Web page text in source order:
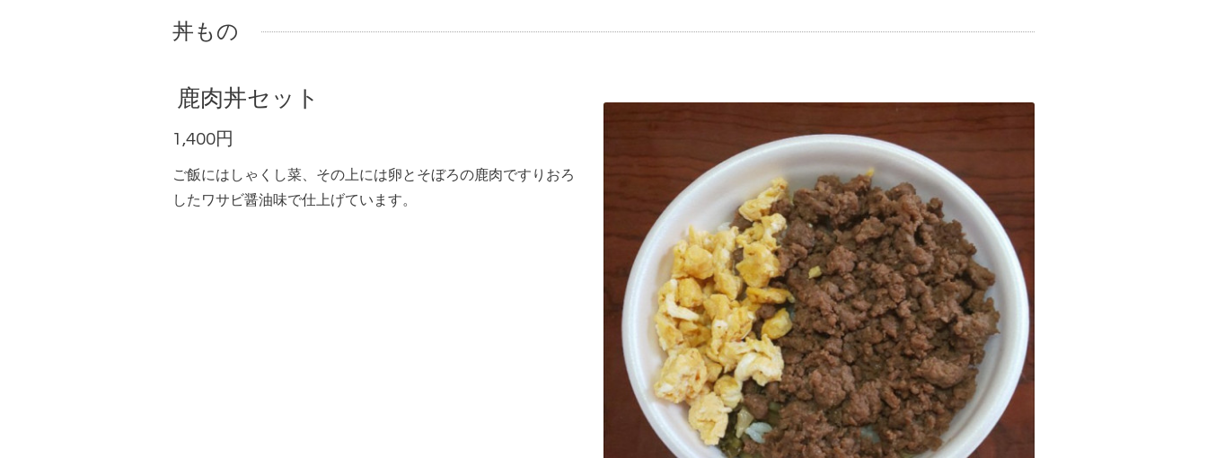
丼もの
鹿肉丼セット
1,400円
ご飯にはしゃくし菜、その上には卵とそぼろの鹿肉ですりおろ
したワサビ醤油味で仕上げています。